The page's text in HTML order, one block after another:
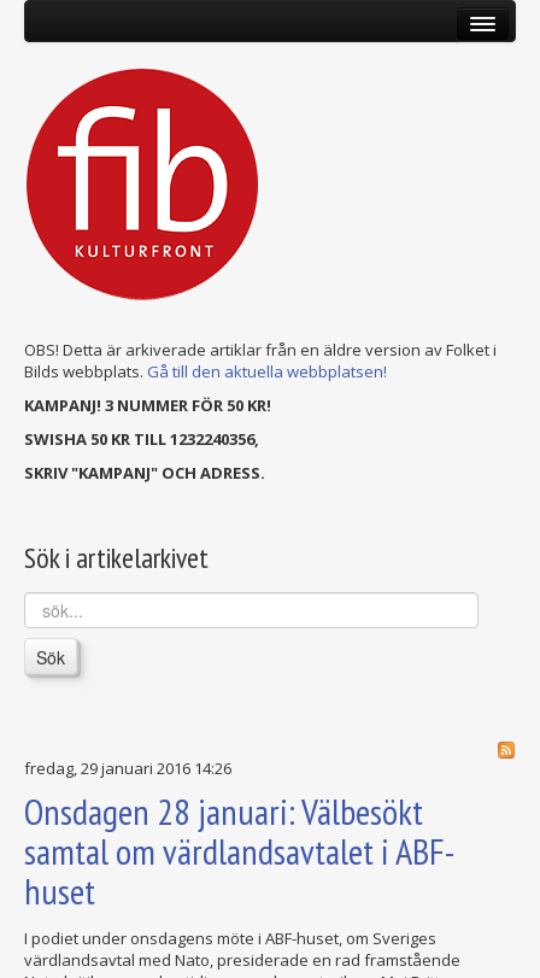
OBS! Detta är arkiverade artiklar från en äldre version av Folket i
Bilds webbplats. Gå till den aktuella webbplatsen!
KAMPANJ! 3 NUMMER FÖR 50 KR!
SWISHA 50 KR TILL 1232240356,
SKRIV "KAMPANJ" OCH ADRESS.
Sök i artikelarkivet
sök...
Sök
fredag, 29 januari 2016 14:26
Onsdagen 28 januari: Välbesökt
samtal om värdlandsavtalet i ABF-
huset
I podiet under onsdagens möte i ABF-huset, om Sveriges
värdlandsavtal med Nato, presiderade en rad framstående